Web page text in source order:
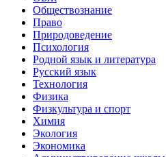
Обществознание
Право
Природоведение
Психология
Родной язык и литература
Русский язык
Технология
Физика
Физкультура и спорт
Химия
Экология
Экономика